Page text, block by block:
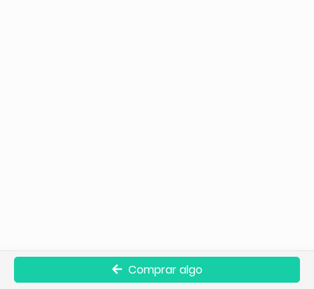
Comprar algo